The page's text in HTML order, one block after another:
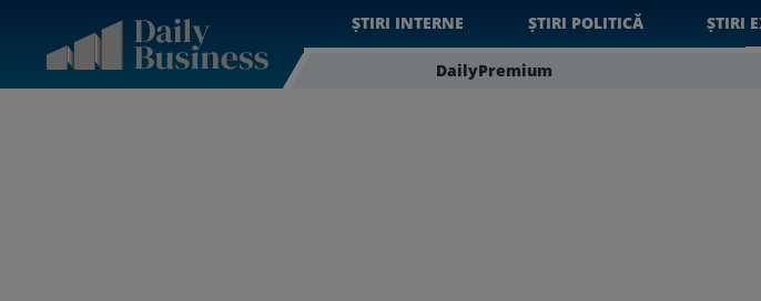
ȘTIRI INTERNE ȘTIRI POLITICĂ ȘTIRI
DailyPremium